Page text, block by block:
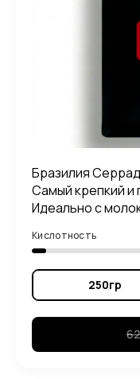
Бразилия
Самый крепкий и
Идеально с
Кислотность
250гр